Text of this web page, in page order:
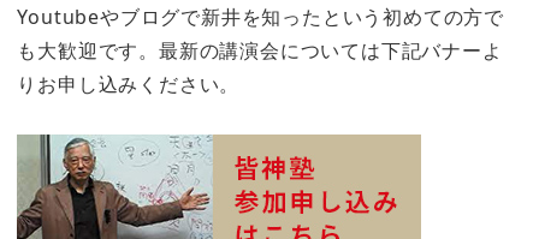
Youtubeやブログで新井を知ったという初めての方で
も大歓迎です。最新の講演会については下記バナーよ
りお申し込みください。